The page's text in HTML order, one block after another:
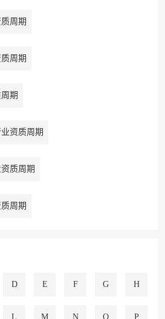
周期
周期
期
资质周期
质周期
周期
D E F G H
L M N O P